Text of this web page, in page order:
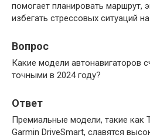
помогает планировать маршрут,
избегать стрессовых ситуаций
Вопрос
Какие модели автонавигаторов
точными в 2024 году?
Ответ
Премиальные модели, такие как
Garmin DriveSmart, славятся